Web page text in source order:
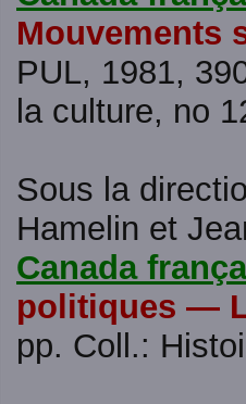
Mouvements
PUL, 1981,
la culture, no
Sous la
Hamelin et
Canada
politiques —
pp. Coll.: